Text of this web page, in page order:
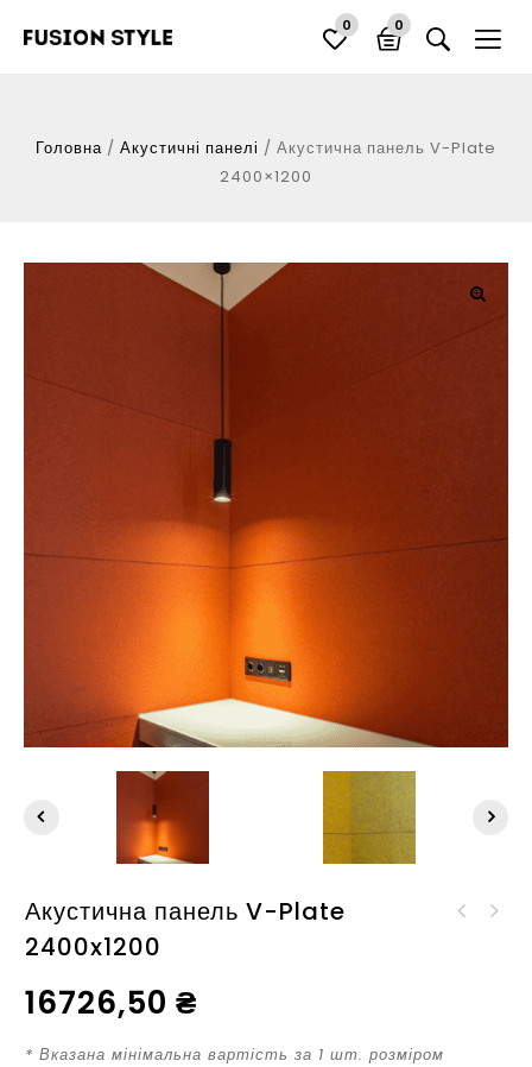
0 0
Головна / Акустичні панелі / Акустична панель V-Plate
2400×1200
Акустична панель V-Plate
2400x1200
16726,50 ₴
* Вказана мінімальна вартість за 1 шт. розміром